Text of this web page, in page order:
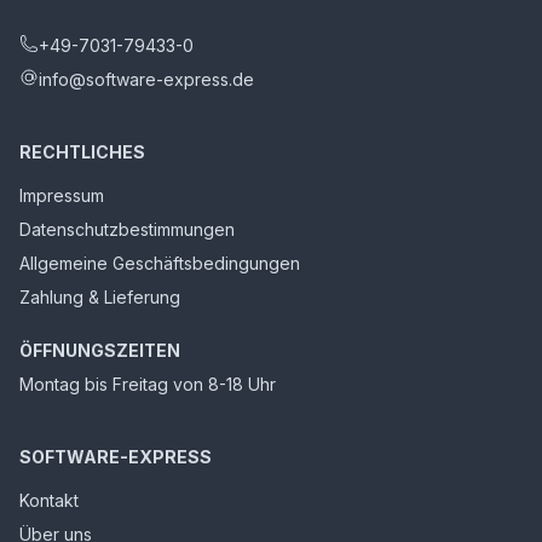
+49-7031-79433-0
info@software-express.de
RECHTLICHES
Impressum
Datenschutzbestimmungen
Allgemeine Geschäftsbedingungen
Zahlung & Lieferung
ÖFFNUNGSZEITEN
Montag bis Freitag von 8-18 Uhr
SOFTWARE-EXPRESS
Kontakt
Über uns